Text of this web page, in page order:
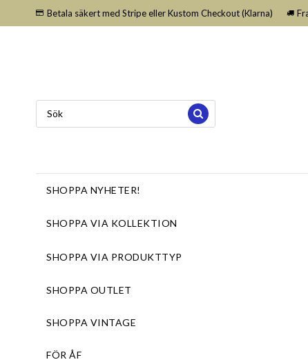
Betala säkert med Stripe eller Kustom Checkout (Klarna)
SHOPPA NYHETER!
SHOPPA VIA KOLLEKTION
SHOPPA VIA PRODUKTTYP
SHOPPA OUTLET
SHOPPA VINTAGE
FÖR ÅF